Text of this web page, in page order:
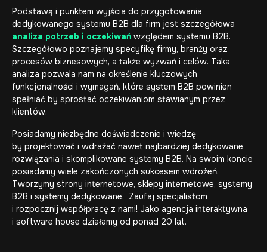
Podstawą i punktem wyjścia do przygotowania
dedykowanego systemu B2B dla firm jest szczegółowa
analiza potrzeb i oczekiwań względem systemu B2B.
Szczegółowo poznajemy specyfikę firmy, branży oraz
procesów biznesowych, a także wyzwań i celów. Taka
analiza pozwala nam na określenie kluczowych
funkcjonalności i wymagań, które system B2B powinien
spełniać by sprostać oczekiwaniom stawianym przez
klientów.
Posiadamy niezbędne doświadczenie i wiedzę
by projektować i wdrażać nawet najbardziej dedykowane
rozwiązania i skomplikowane systemy B2B. Na swoim koncie
posiadamy wiele zakończonych sukcesem wdrożeń.
Tworzymy strony internetowe, sklepy internetowe, systemy
B2B i systemy dedykowane. Zaufaj specjalistom
i rozpocznij współpracę z nami! Jako agencja interaktywna
i software house działamy od ponad 20 lat.